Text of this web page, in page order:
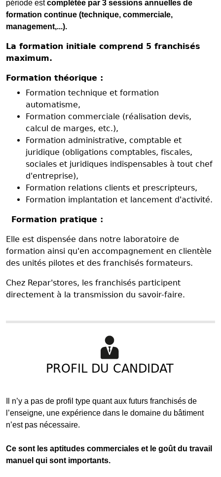
période estcomplétée par 3 sessions annuelles de
formation continue (technique, commerciale,
management,...).
La formation initiale comprend 5 franchisés
maximum.
Formation théorique :
Formation technique et formation
automatisme,
Formation commerciale (réalisation devis,
calcul de marges, etc.),
Formation administrative, comptable et
juridique (obligations comptables, fiscales,
sociales et juridiques indispensables à tout chef
d'entreprise),
Formation relations clients et prescripteurs,
Formation implantation et lancement d'activité.
Formation pratique :
Elle est dispensée dans notre laboratoire de
formation ainsi qu'en accompagnement en clientèle
des unités pilotes et des franchisés formateurs.
Chez Repar'stores, les franchisés participent
directement à la transmission du savoir-faire.
PROFIL DU CANDIDAT
Il n’y a pas de profil type quant aux futurs franchisés de
l’enseigne, une expérience dans le domaine du bâtiment
n’est pas nécessaire.
Ce sont les aptitudes commerciales et le goût du travail
manuel qui sont importants.